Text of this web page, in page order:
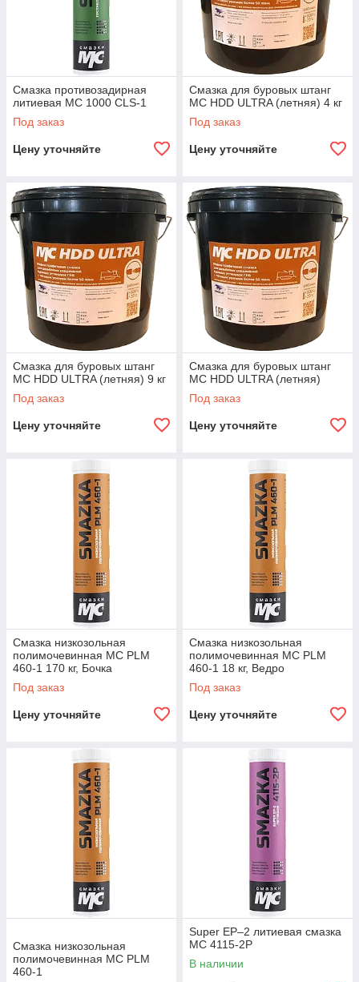
Смазка противозадирная
литиевая МС 1000 CLS-1
Под заказ
Цену уточняйте
Смазка для буровых штанг
МС HDD ULTRA (летняя) 4 кг
Под заказ
Цену уточняйте
Смазка для буровых штанг
МС HDD ULTRA (летняя) 9 кг
Под заказ
Цену уточняйте
Смазка для буровых штанг
МС HDD ULTRA (летняя)
Под заказ
Цену уточняйте
Смазка низкозольная
полимочевинная МС PLM
460-1 170 кг, Бочка
Под заказ
Цену уточняйте
Смазка низкозольная
полимочевинная МС PLM
460-1 18 кг, Ведро
Под заказ
Цену уточняйте
Смазка низкозольная
полимочевинная МС PLM
460-1
Super EP–2 литиевая смазка
МС 4115-2Р
В наличии